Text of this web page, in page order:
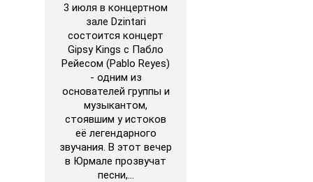
3 июля в концертном
зале Dzintari
состоится концерт
Gipsy Kings с Пабло
Рейесом (Pablo Reyes)
- одним из
основателей группы и
музыкантом,
стоявшим у истоков
её легендарного
звучания. В этот вечер
в Юрмале прозвучат
песни,…